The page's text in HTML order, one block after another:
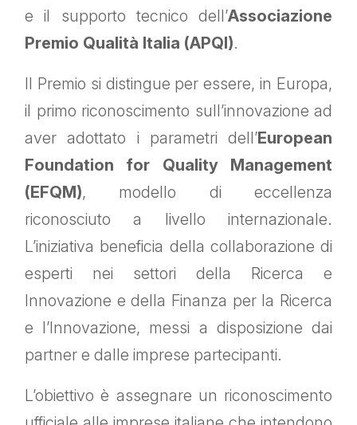
e il supporto tecnico dell’Associazione
Premio Qualità Italia (APQI).
Il Premio si distingue per essere, in Europa,
il primo riconoscimento sull’innovazione ad
aver adottato i parametri dell’European
Foundation for Quality Management
(EFQM), modello di eccellenza
riconosciuto a livello internazionale.
L’iniziativa beneficia della collaborazione di
esperti nei settori della Ricerca e
Innovazione e della Finanza per la Ricerca
e l’Innovazione, messi a disposizione dai
partner e dalle imprese partecipanti.
L’obiettivo è assegnare un riconoscimento